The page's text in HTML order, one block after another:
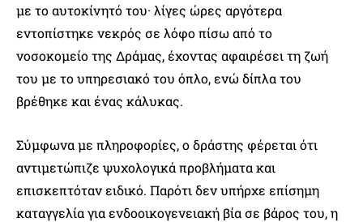
με το αυτοκίνητό του· λίγες ώρες αργότερα
εντοπίστηκε νεκρός σε λόφο πίσω από το
νοσοκομείο της Δράμας, έχοντας αφαιρέσει τη ζωή
του με το υπηρεσιακό του όπλο, ενώ δίπλα του
βρέθηκε και ένας κάλυκας.
Σύμφωνα με πληροφορίες, ο δράστης φέρεται ότι
αντιμετώπιζε ψυχολογικά προβλήματα και
επισκεπτόταν ειδικό. Παρότι δεν υπήρχε επίσημη
καταγγελία για ενδοοικογενειακή βία σε βάρος του, η